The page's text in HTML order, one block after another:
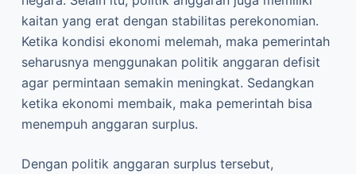
kaitan yang erat dengan stabilitas perekonomian.
Ketika kondisi ekonomi melemah, maka pemerintah
seharusnya menggunakan politik anggaran defisit
agar permintaan semakin meningkat. Sedangkan
ketika ekonomi membaik, maka pemerintah bisa
menempuh anggaran surplus.
Dengan politik anggaran surplus tersebut,